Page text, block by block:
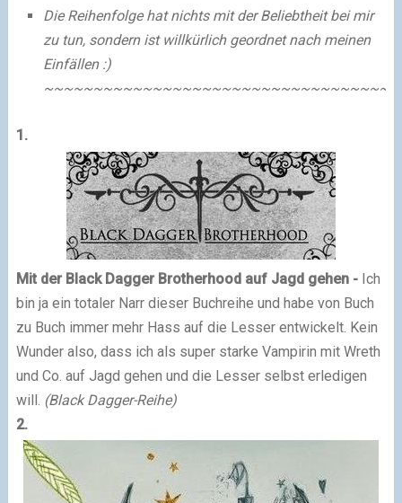
Die Reihenfolge hat nichts mit der Beliebtheit bei mir
zu tun, sondern ist willkürlich geordnet nach meinen
Einfällen :)
1.
Mit der Black Dagger Brotherhood auf Jagd gehen - Ich
bin ja ein totaler Narr dieser Buchreihe und habe von Buch
zu Buch immer mehr Hass auf die Lesser entwickelt. Kein
Wunder also, dass ich als super starke Vampirin mit Wreth
und Co. auf Jagd gehen und die Lesser selbst erledigen
will. (Black Dagger-Reihe)
2.